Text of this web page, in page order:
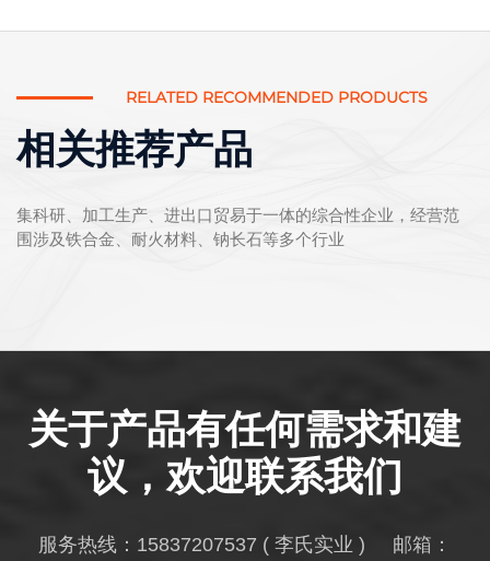
RELATED RECOMMENDED PRODUCTS
相关推荐产品
集科研、加工生产、进出口贸易于一体的综合性企业，经营范
围涉及铁合金、耐火材料、钠长石等多个行业
关于产品有任何需求和建
议，欢迎联系我们
服务热线： 15837207537 ( 李氏实业 ) 邮箱：